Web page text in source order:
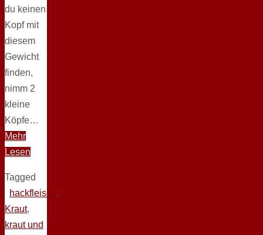
du keinen
Kopf mit
diesem
Gewicht
finden,
nimm 2
kleine
Köpfe…
Mehr
Lesen
Tagged
hackfleisch ,
Kraut,
kraut und